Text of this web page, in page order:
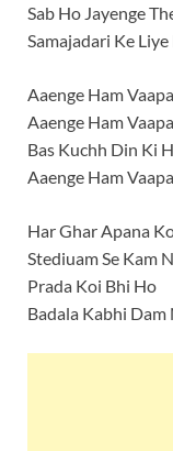
Sab Ho Jayenge
Samajadari Ke
Aaenge Ham
Aaenge Ham
Bas Kuchh Din Ki
Aaenge Ham
Har Ghar Apana
Stediuam Se Kam
Prada Koi Bhi Ho
Badala Kabhi Dam